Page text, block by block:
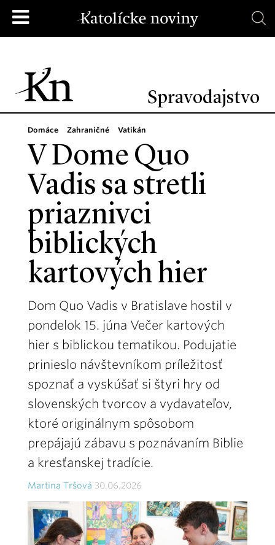
Spravodajstvo
Domáce Zahraničné Vatikán
V Dome Quo
Vadis sa stretli
priaznivci
biblických
kartových hier
Dom Quo Vadis v Bratislave hostil v
pondelok 15. júna Večer kartových
hier s biblickou tematikou. Podujatie
prinieslo návštevníkom príležitosť
spoznať a vyskúšať si štyri hry od
slovenských tvorcov a vydavateľov,
ktoré originálnym spôsobom
prepájajú zábavu s poznávaním Biblie
a kresťanskej tradície.
Martina Tršová 30.06.2026